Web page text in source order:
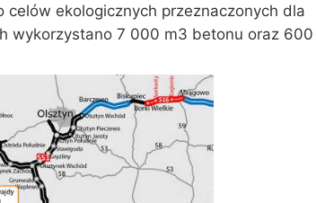
ekologicznych przeznaczonych ‎dla
wykorzystano 7 000 m3 ‎betonu oraz 600